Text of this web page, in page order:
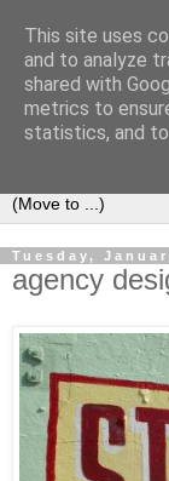
e-comm
Blog zum
elektronischen
Tuesday,
agency
This site uses
and to analyze
shared with
metrics to
statistics, and